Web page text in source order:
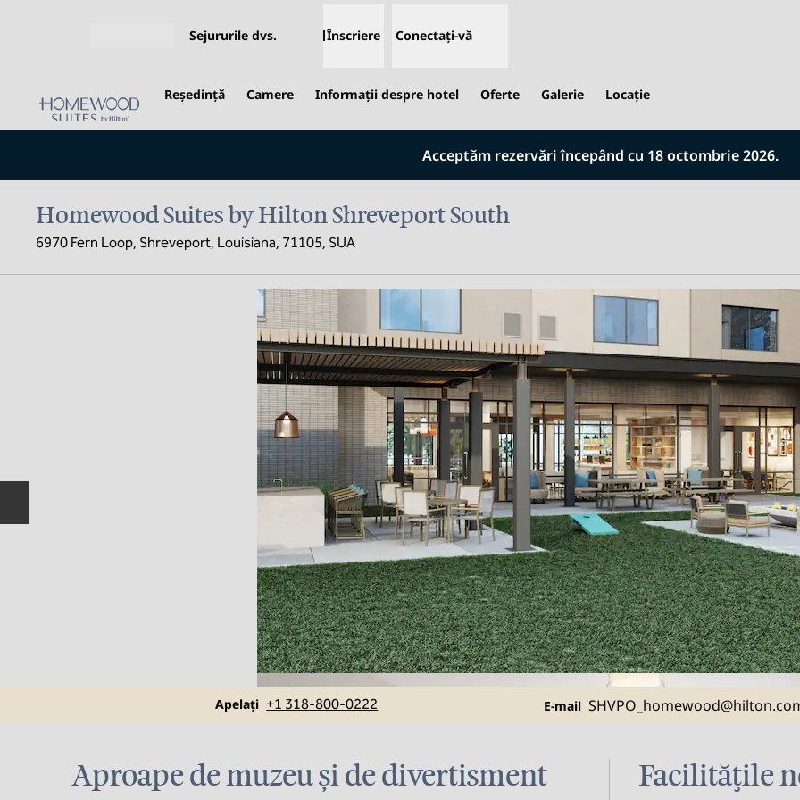
Sejururile dvs. Înscriere Conectați-vă
Reşedinţă Camere Informații despre hotel Oferte Galerie Locaţie
Acceptăm rezervări începând cu 18 octombrie 2026.
Homewood Suites by Hilton Shreveport South
6970 Fern Loop, Shreveport, Louisiana, 71105, SUA
Apelați
Apel +1 318-800-0222 E-mail
Email SHVPO_homewood
Aproape de muzeu și de divertisment Facilităţile